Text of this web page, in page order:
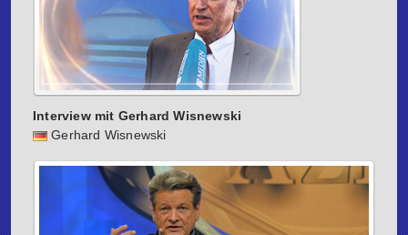
Interview mit Gerhard Wisnewski
Gerhard Wisnewski